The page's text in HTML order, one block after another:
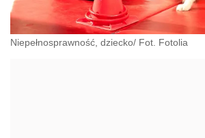
Niepełnosprawność, dziecko/ Fot. Fotolia